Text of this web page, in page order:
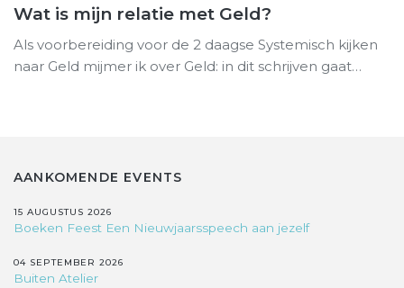
Wat is mijn relatie met Geld?
Als voorbereiding voor de 2 daagse Systemisch kijken
naar Geld mijmer ik over Geld: in dit schrijven gaat…
AANKOMENDE EVENTS
15 AUGUSTUS 2026
Boeken Feest Een Nieuwjaarsspeech aan jezelf
04 SEPTEMBER 2026
Buiten Atelier